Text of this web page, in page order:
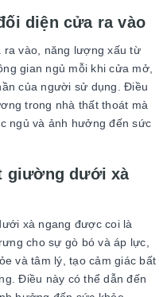
diện cửa ra vào
vào, năng lượng xấu từ
gian ngủ mỗi khi cửa mở,
của người sử dụng. Điều
trong nhà thất thoát mà
ngủ và ảnh hưởng đến sức
giường dưới xà
xà ngang được coi là
cho sự gò bó và áp lực,
và tâm lý, tạo cảm giác bất
Điều này có thể dẫn đến